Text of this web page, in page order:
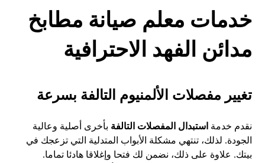
خدمات معلم صيانة مطابخ
مدائن الفهد الاحترافية
تغيير مفصلات الألمنيوم التالفة بسرعة
نقدم خدمة استبدال المفصلات التالفة بأخرى أصلية وعالية
الجودة. لذلك، تنتهي مشكلة الأبواب المتدلية التي تزعجك في
بيتك. علاوة على ذلك، نضمن لك فتحا وإغلاقا هادئا تماما.